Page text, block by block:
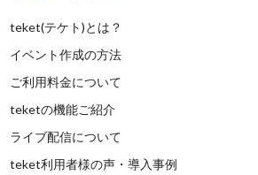
teket(テケト)とは？
イベント作成の方法
ご利用料金について
teketの機能ご紹介
ライブ配信について
teket利用者様の声・導入事例